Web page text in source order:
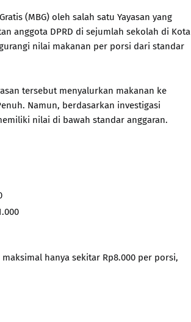
(MBG) oleh salah satu Yayasan yang
anggota DPRD di sejumlah sekolah di Kota
nilai makanan per porsi dari standar
tersebut menyalurkan makanan ke
Namun, berdasarkan investigasi
nilai di bawah standar anggaran.
hanya sekitar Rp8.000 per porsi,